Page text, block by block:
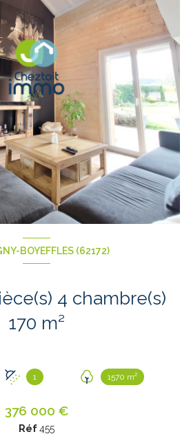
BOYEFFLES (62172)
170 m²
1 1570 m²
376 000 €
Réf455